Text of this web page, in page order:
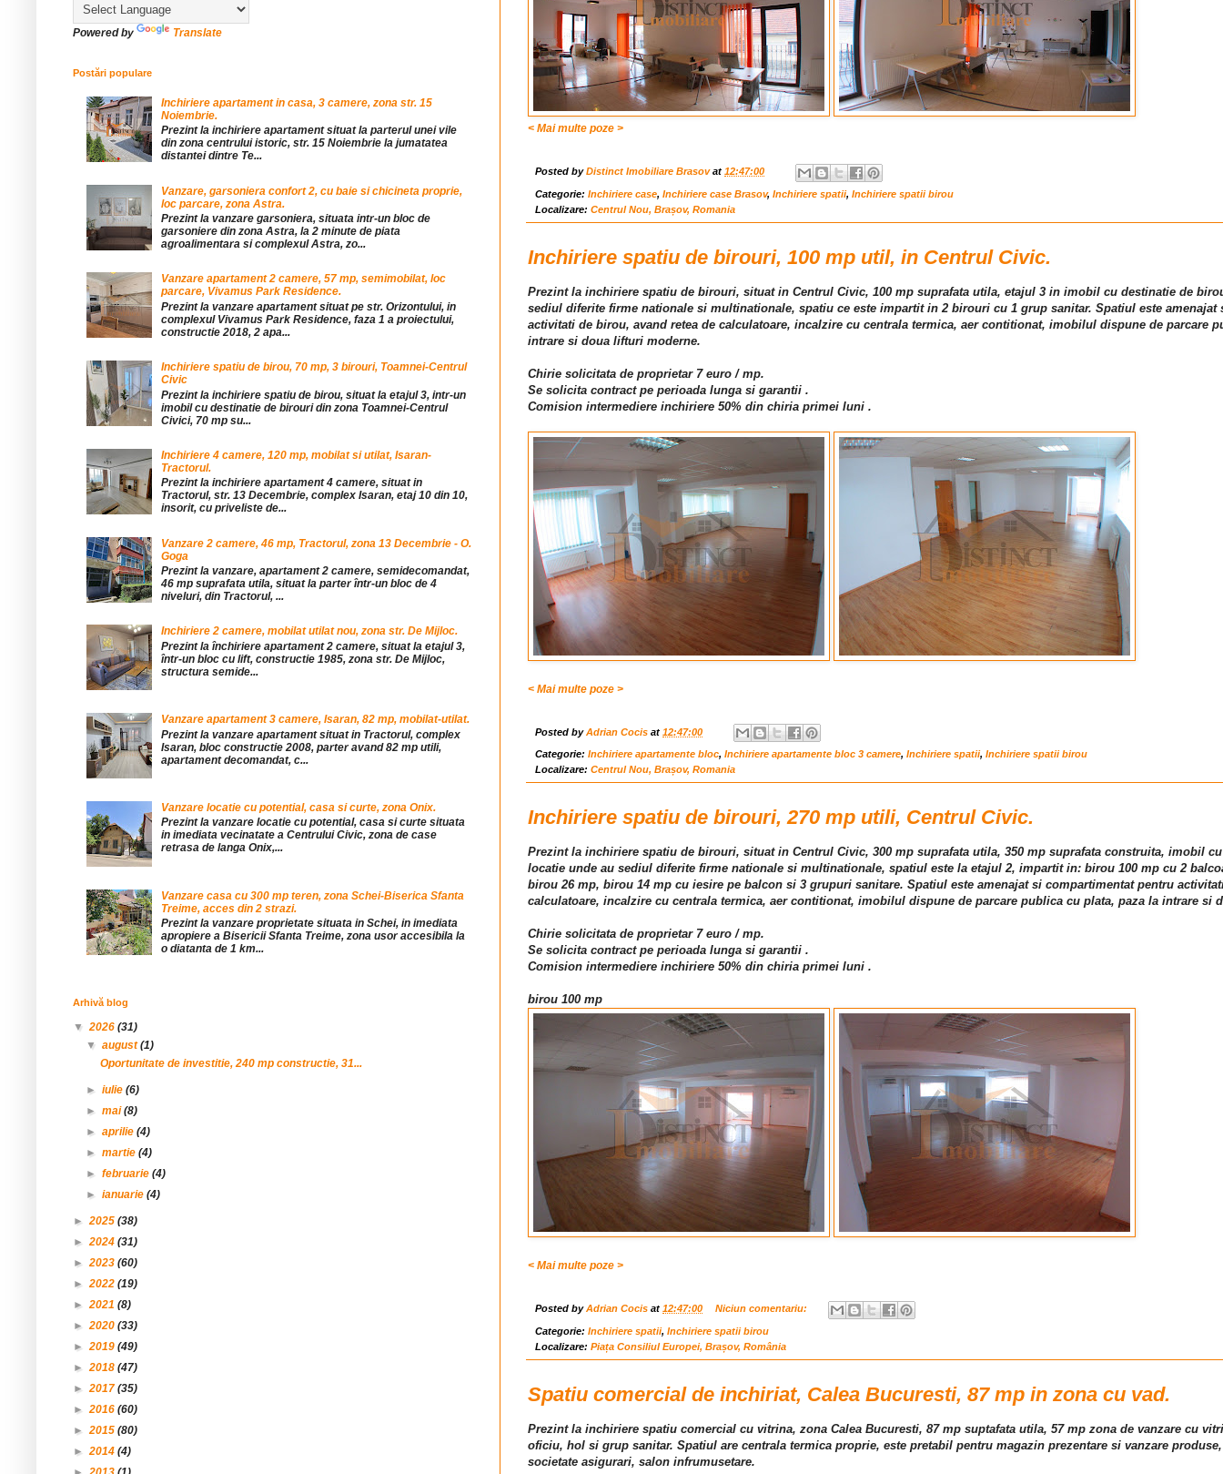
< Mai multe poze >
Posted byDistinct Imobiliare Brasov at 12:47:00
Categorie: Inchiriere case, Inchiriere case Brasov, Inchiriere spatii, Inchiriere spatii birou
Localizare: Centrul Nou, Brașov, Romania
Inchiriere spatiu de birouri, 100 mp util, in Centrul Civic.
Prezint la inchiriere spatiu de birouri, situat in Centrul Civic, 100 mp suprafata utila, etajul 3 in imobil cu destinatie de
sediul diferite firme nationale si multinationale, spatiu ce este impartit in 2 birouri cu 1 grup sanitar. Spatiul este amenajat
activitati de birou, avand retea de calculatoare, incalzire cu centrala termica, aer contitionat, imobilul dispune de parcare
intrare si doua lifturi moderne.
Chirie solicitata de proprietar 7 euro / mp.
Se solicita contract pe perioada lunga si garantii .
Comision intermediere inchiriere 50% din chiria primei luni .
< Mai multe poze >
Posted byAdrian Cocis at 12:47:00
Categorie: Inchiriere apartamente bloc, Inchiriere apartamente bloc 3 camere, Inchiriere spatii, Inchiriere spatii birou
Localizare: Centrul Nou, Brașov, Romania
Inchiriere spatiu de birouri, 270 mp utili, Centrul Civic.
Prezint la inchiriere spatiu de birouri, situat in Centrul Civic, 300 mp suprafata utila, 350 mp suprafata construita, imobil
locatie unde au sediul diferite firme nationale si multinationale, spatiul este la etajul 2, impartit in: birou 100 mp cu 2
birou 26 mp, birou 14 mp cu iesire pe balcon si 3 grupuri sanitare. Spatiul este amenajat si compartimentat pentru
calculatoare, incalzire cu centrala termica, aer contitionat, imobilul dispune de parcare publica cu plata, paza la intrare si
Chirie solicitata de proprietar 7 euro / mp.
Se solicita contract pe perioada lunga si garantii .
Comision intermediere inchiriere 50% din chiria primei luni .
birou 100 mp
< Mai multe poze >
Posted byAdrian Cocis at 12:47:00 Niciun comentariu:
Categorie: Inchiriere spatii, Inchiriere spatii birou
Localizare: Piața Consiliul Europei, Brașov, România
Spatiu comercial de inchiriat, Calea Bucuresti, 87 mp in zona cu vad.
Prezint la inchiriere spatiu comercial cu vitrina, zona Calea Bucuresti, 87 mp suptafata utila, 57 mp zona de vanzare cu
oficiu, hol si grup sanitar. Spatiul are centrala termica proprie, este pretabil pentru magazin prezentare si vanzare
societate asigurari, salon infrumusetare.
Powered by Translate
Postări populare
Inchiriere apartament in casa, 3 camere, zona str. 15
Noiembrie.
Prezint la inchiriere apartament situat la parterul unei vile
din zona centrului istoric, str. 15 Noiembrie la jumatatea
distantei dintre Te...
Vanzare, garsoniera confort 2, cu baie si chicineta proprie,
loc parcare, zona Astra.
Prezint la vanzare garsoniera, situata intr-un bloc de
garsoniere din zona Astra, la 2 minute de piata
agroalimentara si complexul Astra, zo...
Vanzare apartament 2 camere, 57 mp, semimobilat, loc
parcare, Vivamus Park Residence.
Prezint la vanzare apartament situat pe str. Orizontului, in
complexul Vivamus Park Residence, faza 1 a proiectului,
constructie 2018, 2 apa...
Inchiriere spatiu de birou, 70 mp, 3 birouri, Toamnei-Centrul
Civic
Prezint la inchiriere spatiu de birou, situat la etajul 3, intr-un
imobil cu destinatie de birouri din zona Toamnei-Centrul
Civici, 70 mp su...
Inchiriere 4 camere, 120 mp, mobilat si utilat, Isaran-
Tractorul.
Prezint la inchiriere apartament 4 camere, situat in
Tractorul, str. 13 Decembrie, complex Isaran, etaj 10 din 10,
insorit, cu priveliste de...
Vanzare 2 camere, 46 mp, Tractorul, zona 13 Decembrie - O.
Goga
Prezint la vanzare, apartament 2 camere, semidecomandat,
46 mp suprafata utila, situat la parter într-un bloc de 4
niveluri, din Tractorul, ...
Inchiriere 2 camere, mobilat utilat nou, zona str. De Mijloc.
Prezint la închiriere apartament 2 camere, situat la etajul 3,
într-un bloc cu lift, constructie 1985, zona str. De Mijloc,
structura semide...
Vanzare apartament 3 camere, Isaran, 82 mp, mobilat-utilat.
Prezint la vanzare apartament situat in Tractorul, complex
Isaran, bloc constructie 2008, parter avand 82 mp utili,
apartament decomandat, c...
Vanzare locatie cu potential, casa si curte, zona Onix.
Prezint la vanzare locatie cu potential, casa si curte situata
in imediata vecinatate a Centrului Civic, zona de case
retrasa de langa Onix,...
Vanzare casa cu 300 mp teren, zona Schei-Biserica Sfanta
Treime, acces din 2 strazi.
Prezint la vanzare proprietate situata in Schei, in imediata
apropiere a Bisericii Sfanta Treime, zona usor accesibila la
o diatanta de 1 km...
Arhivă blog
▼2026 (31)
▼august(1)
Oportunitate de investitie, 240 mp constructie, 31...
►iulie(6)
►mai(8)
►aprilie(4)
►martie(4)
►februarie(4)
►ianuarie(4)
►2025 (38)
►2024 (31)
►2023 (60)
►2022 (19)
►2021 (8)
►2020 (33)
►2019 (49)
►2018 (47)
►2017 (35)
►2016 (60)
►2015 (80)
►2014 (4)